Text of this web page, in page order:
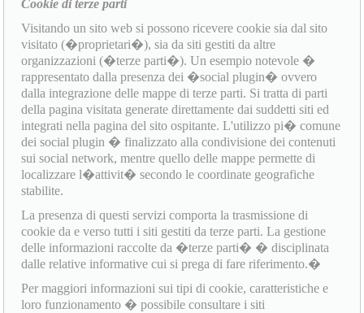
Cookie di terze parti
Visitando un sito web si possono ricevere cookie sia dal sito
visitato (�proprietari�), sia da siti gestiti da altre
organizzazioni (�terze parti�). Un esempio notevole �
rappresentato dalla presenza dei �social plugin� ovvero
dalla integrazione delle mappe di terze parti. Si tratta di parti
della pagina visitata generate direttamente dai suddetti siti ed
integrati nella pagina del sito ospitante. L'utilizzo pi� comune
dei social plugin � finalizzato alla condivisione dei contenuti
sui social network, mentre quello delle mappe permette di
localizzare l�attivit� secondo le coordinate geografiche
stabilite.
La presenza di questi servizi comporta la trasmissione di
cookie da e verso tutti i siti gestiti da terze parti. La gestione
delle informazioni raccolte da �terze parti� � disciplinata
dalle relative informative cui si prega di fare riferimento.�
Per maggiori informazioni sui tipi di cookie, caratteristiche e
loro funzionamento � possibile consultare i siti